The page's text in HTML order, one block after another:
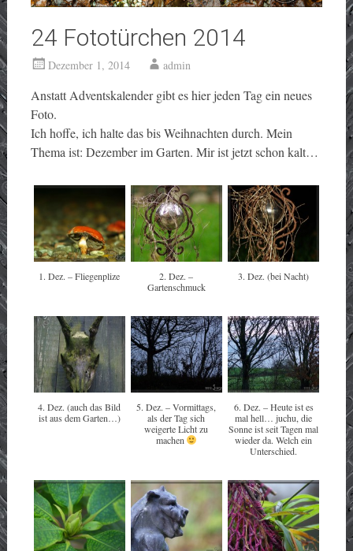
24 Fototürchen 2014
Dezember 1, 2014 admin
Anstatt Adventskalender gibt es hier jeden Tag ein neues
Foto.
Ich hoffe, ich halte das bis Weihnachten durch. Mein
Thema ist: Dezember im Garten. Mir ist jetzt schon kalt…
1. Dez. – Fliegenplize
2. Dez. –
Gartenschmuck
3. Dez. (bei Nacht)
4. Dez. (auch das Bild
ist aus dem Garten…)
5. Dez. – Vormittags,
als der Tag sich
weigerte Licht zu
machen
6. Dez. – Heute ist es
mal hell… juchu, die
Sonne ist seit Tagen mal
wieder da. Welch ein
Unterschied.